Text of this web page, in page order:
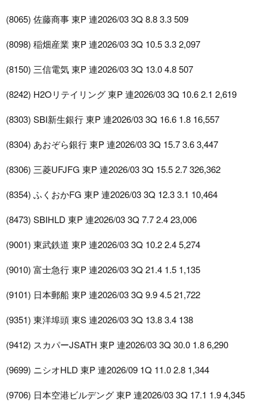
(8065) 佐藤商事 東P 連2026/03 3Q 8.8 3.3 509
(8098) 稲畑産業 東P 連2026/03 3Q 10.5 3.3 2,097
(8150) 三信電気 東P 連2026/03 3Q 13.0 4.8 507
(8242) H2Oリテイリング 東P 連2026/03 3Q 10.6 2.1 2,619
(8303) SBI新生銀行 東P 連2026/03 3Q 16.6 1.8 16,557
(8304) あおぞら銀行 東P 連2026/03 3Q 15.7 3.6 3,447
(8306) 三菱UFJFG 東P 連2026/03 3Q 15.5 2.7 326,362
(8354) ふくおかFG 東P 連2026/03 3Q 12.3 3.1 10,464
(8473) SBIHLD 東P 連2026/03 3Q 7.7 2.4 23,006
(9001) 東武鉄道 東P 連2026/03 3Q 10.2 2.4 5,274
(9010) 富士急行 東P 連2026/03 3Q 21.4 1.5 1,135
(9101) 日本郵船 東P 連2026/03 3Q 9.9 4.5 21,722
(9351) 東洋埠頭 東S 連2026/03 3Q 13.8 3.4 138
(9412) スカパーJSATH 東P 連2026/03 3Q 30.0 1.8 6,290
(9699) ニシオHLD 東P 連2026/09 1Q 11.0 2.8 1,344
(9706) 日本空港ビルデング 東P 連2026/03 3Q 17.1 1.9 4,345